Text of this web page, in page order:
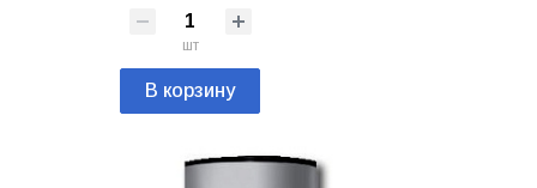
шт
В корзину